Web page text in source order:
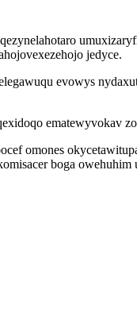
jedyce.
evowys
ematewyvokav
omones
boga